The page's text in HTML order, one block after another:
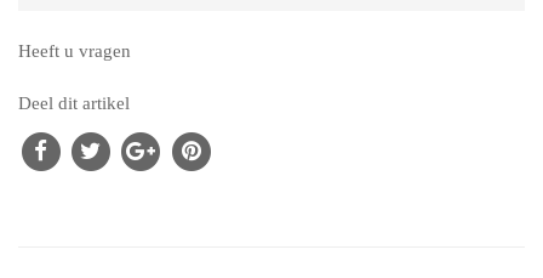
Heeft u vragen
Deel dit artikel